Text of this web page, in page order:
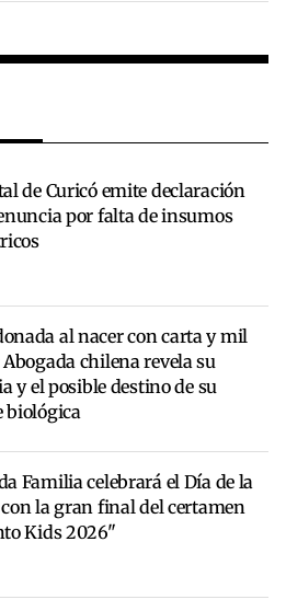
de Curicó emite declaración
por falta de insumos
al nacer con carta y mil
Abogada chilena revela su
y el posible destino de su
biológica
Familia celebrará el Día de la
la gran final del certamen
Kids 2026"